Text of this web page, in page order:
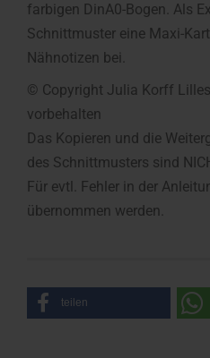
farbigen DinA0-Bogen. Als
Schnittmuster eine Maxi-
Nähnotizen bei.
© Copyright Julia Korff
vorbehalten
Das Kopieren und die
des Schnittmusters sind
Für evtl. Fehler in der
übernommen werden.
teilen